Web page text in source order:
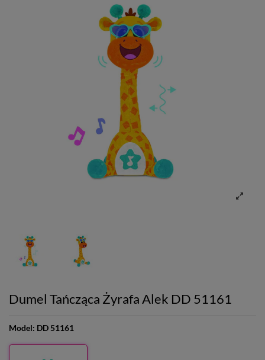
Dumel Tańcząca Żyrafa Alek DD 51161
Model: DD 51161